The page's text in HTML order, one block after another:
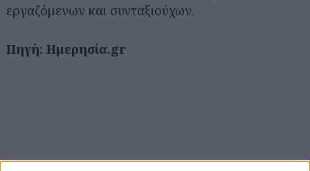
εργαζόμενων και συνταξιούχων.
Πηγή: Ημερησία.gr